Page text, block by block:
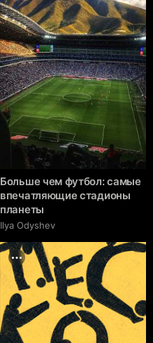
Больше чем футбол: самые
впечатляющие стадионы
планеты
Ilya Odyshev